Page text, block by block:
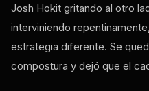
Josh Hokit gritando al otro
interviniendo
estrategia diferente. Se
compostura y dejó que el